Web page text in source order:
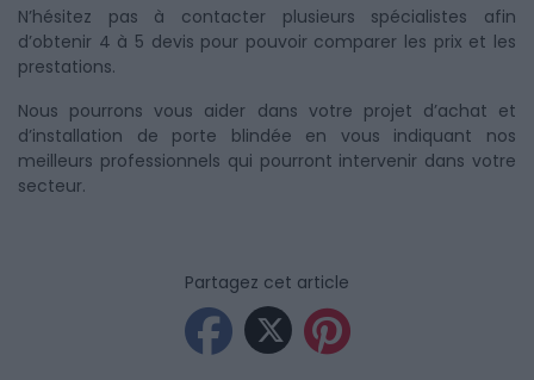
N’hésitez pas à contacter plusieurs spécialistes afin
d’obtenir 4 à 5 devis pour pouvoir comparer les prix et les
prestations.
Nous pourrons vous aider dans votre projet d’achat et
d’installation de porte blindée en vous indiquant nos
meilleurs professionnels qui pourront intervenir dans votre
secteur.
Partagez cet article